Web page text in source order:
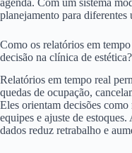
planejamento para diferentes
Como os relatórios em
decisão na clínica de estética?
Relatórios em tempo real
quedas de ocupação,
Eles orientam decisões
equipes e ajuste de
dados reduz retrabalho e